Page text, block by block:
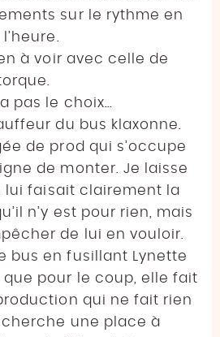
sur le rythme en
à voir avec celle de
pas le choix…
du bus klaxonne.
de prod qui s’occupe
de monter. Je laisse
lui faisait clairement la
n’y est pour rien, mais
de lui en vouloir.
bus en fusillant Lynette
pour le coup, elle fait
qui ne fait rien
cherche une place à